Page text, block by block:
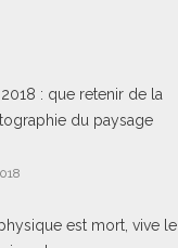
: que retenir de la
du paysage
est mort, vive le